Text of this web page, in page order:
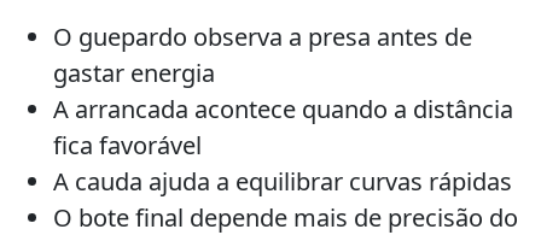
O guepardo observa a presa antes de
gastar energia
A arrancada acontece quando a distância
fica favorável
A cauda ajuda a equilibrar curvas rápidas
O bote final depende mais de precisão do